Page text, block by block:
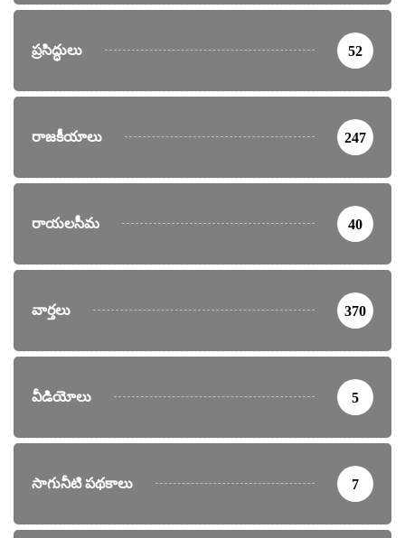
ప్రసిద్ధులు 52
రాజకీయాలు 247
రాయలసీమ 40
వార్తలు 370
వీడియోలు 5
సాగునీటి పథకాలు 7